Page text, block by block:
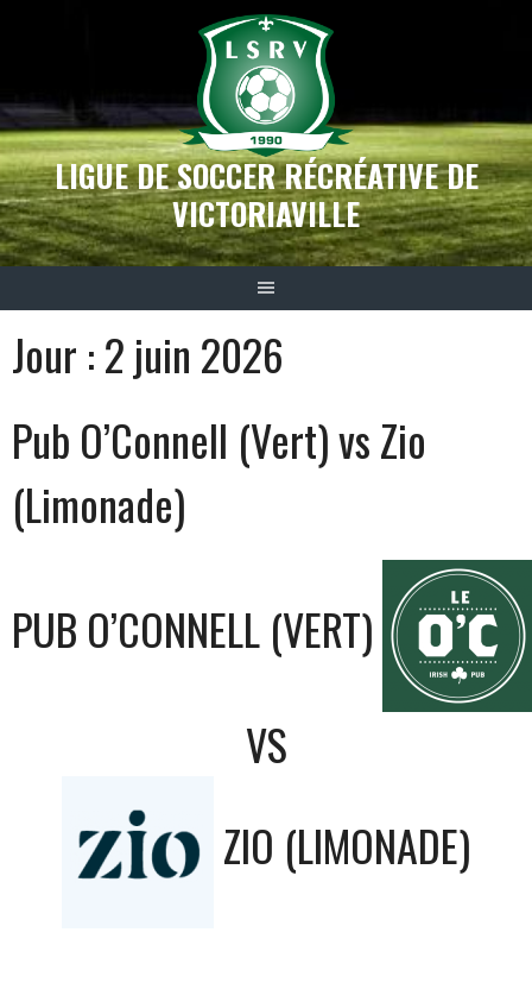
LIGUE DE SOCCER RÉCRÉATIVE DE
VICTORIAVILLE
Jour :2 juin 2026
Pub O’Connell (Vert) vs Zio
(Limonade)
PUB O’CONNELL (VERT)
VS
ZIO (LIMONADE)